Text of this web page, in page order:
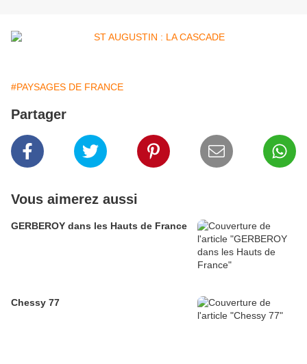
#PAYSAGES DE FRANCE
Partager
Vous aimerez aussi
GERBEROY dans les Hauts de France
Chessy 77